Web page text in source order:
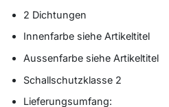
2 Dichtungen
Innenfarbe siehe Artikeltitel
Aussenfarbe siehe Artikeltitel
Schallschutzklasse 2
Lieferungsumfang: